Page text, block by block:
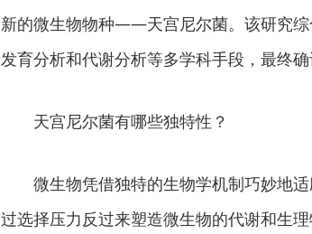
新的微生物物种——天宫尼尔菌。该研究
发育分析和代谢分析等多学科手段，最终确
天宫尼尔菌有哪些独特性？
微生物凭借独特的生物学机制巧妙地
过选择压力反过来塑造微生物的代谢和生